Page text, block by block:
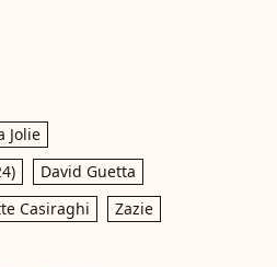
Jolie
David Guetta
Casiraghi
Zazie